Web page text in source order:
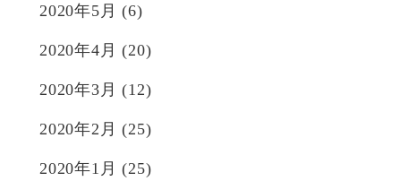
2020年5月 (6)
2020年4月 (20)
2020年3月 (12)
2020年2月 (25)
2020年1月 (25)